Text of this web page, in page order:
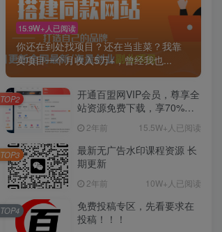
15.9W+人已阅读
你还在到处找项目？还在当韭菜？我靠
卖项目一个月收入5万+，曾经我也...
开通百盟网VIP会员，尊享全
站资源免费下载，享70%的
惠】2年前 15.5W+人已阅读
TOP2
最新无广告水印课程资源 长
期更新
2年前 10W+人已阅读
TOP3
免费投稿专区，先看要求在
投稿！！！
TOP4